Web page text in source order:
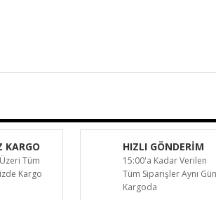
KARGO
Tüm
Kargo
HIZLI GÖNDERİM
15:00'a Kadar Verilen
Tüm Siparişler Aynı Gün
Kargoda